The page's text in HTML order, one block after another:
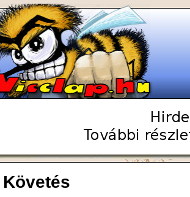
Követés